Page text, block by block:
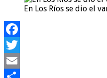
En Los Ríos se dio el
Facebook
Twitter